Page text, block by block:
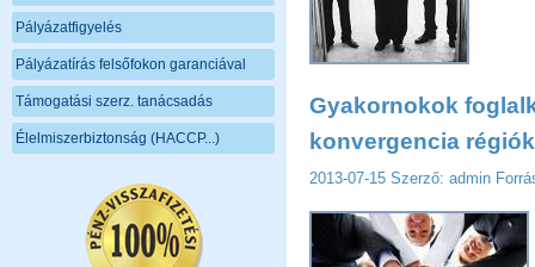
Pályázatfigyelés
Pályázatírás felsőfokon garanciával
Támogatási szerz. tanácsadás
Élelmiszerbiztonság (HACCP...)
Gyakornokok
konvergencia
2013-07-15 Szerző: admin